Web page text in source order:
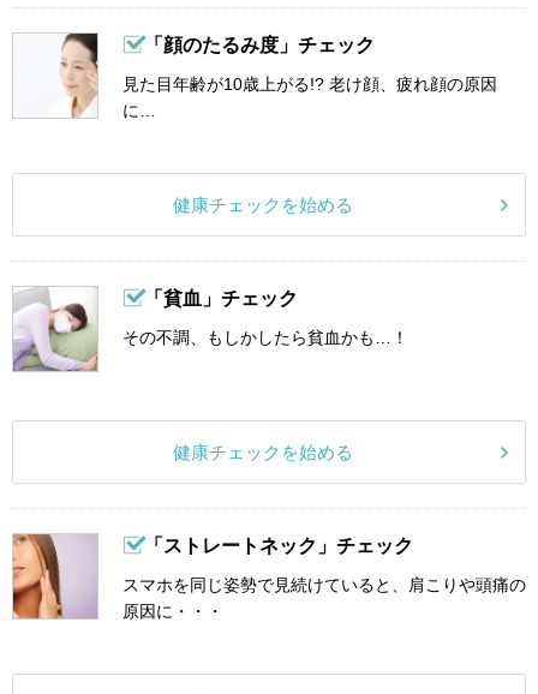
「顔のたるみ度」チェック
見た目年齢が10歳上がる!? 老け顔、疲れ顔の原因
に…
健康チェックを始める
「貧血」チェック
その不調、もしかしたら貧血かも…！
健康チェックを始める
「ストレートネック」チェック
スマホを同じ姿勢で見続けていると、肩こりや頭痛の
原因に・・・